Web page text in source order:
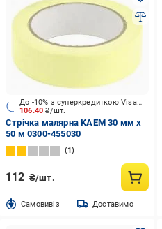
106.40₴/шт.
До -10% з суперкредиткою Visa Вигода
Стрічка малярна KAEM 30 мм x
50 м 0300-455030
1
112 ₴/шт.
Cамовивіз Доставимо